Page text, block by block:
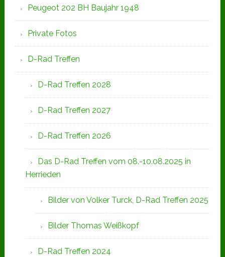
Peugeot 202 BH Baujahr 1948
Private Fotos
D-Rad Treffen
D-Rad Treffen 2028
D-Rad Treffen 2027
D-Rad Treffen 2026
Das D-Rad Treffen vom 08.-10.08.2025 in
Herrieden
Bilder von Volker Turck, D-Rad Treffen 2025
Bilder Thomas Weißkopf
D-Rad Treffen 2024